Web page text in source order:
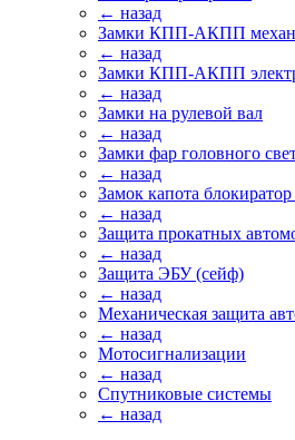
← назад
Замки КПП-АКПП
← назад
Замки КПП-АКПП
← назад
Замки на рулевой вал
← назад
Замки фар головного
← назад
Замок капота
← назад
Защита прокатных
← назад
Защита ЭБУ (сейф)
← назад
Механическая защита
← назад
Мотосигнализации
← назад
Спутниковые системы
← назад